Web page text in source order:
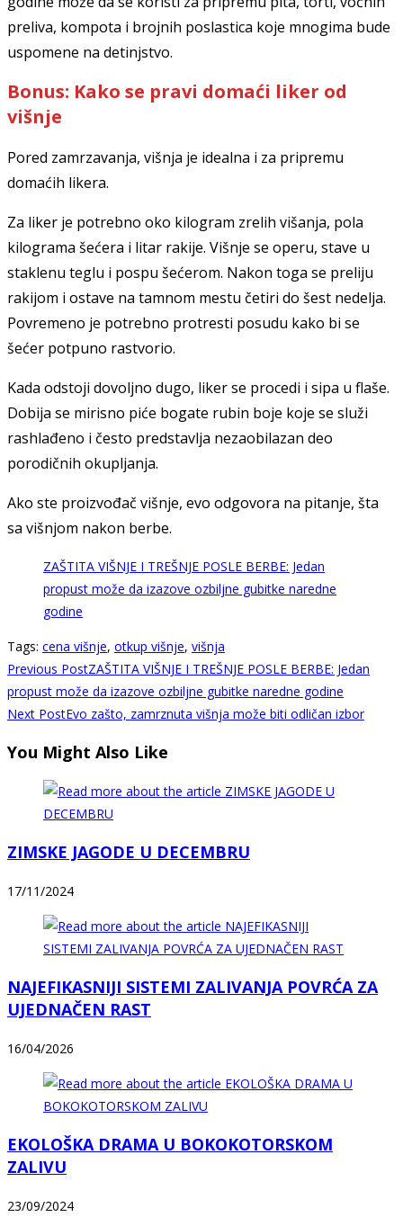
preliva, kompota i brojnih poslastica koje mnogima bude
uspomene na detinjstvo.
Bonus: Kako se pravi domaći liker od
višnje
Pored zamrzavanja, višnja je idealna i za pripremu
domaćih likera.
Za liker je potrebno oko kilogram zrelih višanja, pola
kilograma šećera i litar rakije. Višnje se operu, stave u
staklenu teglu i pospu šećerom. Nakon toga se preliju
rakijom i ostave na tamnom mestu četiri do šest nedelja.
Povremeno je potrebno protresti posudu kako bi se
šećer potpuno rastvorio.
Kada odstoji dovoljno dugo, liker se procedi i sipa u flaše.
Dobija se mirisno piće bogate rubin boje koje se služi
rashlađeno i često predstavlja nezaobilazan deo
porodičnih okupljanja.
Ako ste proizvođač višnje, evo odgovora na pitanje, šta
sa višnjom nakon berbe.
ZAŠTITA VIŠNJE I TREŠNJE POSLE BERBE: Jedan
propust može da izazove ozbiljne gubitke naredne
godine
Tags: cena višnje, otkup višnje, višnja
Read
more
articles
Previous PostZAŠTITA VIŠNJE I TREŠNJE POSLE BERBE: Jedan
propust može da izazove ozbiljne gubitke naredne godine
Next PostEvo zašto, zamrznuta višnja može biti odličan izbor
You Might Also Like
ZIMSKE JAGODE U DECEMBRU
17/11/2024
NAJEFIKASNIJI SISTEMI ZALIVANJA POVRĆA ZA
UJEDNAČEN RAST
16/04/2026
EKOLOŠKA DRAMA U BOKOKOTORSKOM
ZALIVU
23/09/2024